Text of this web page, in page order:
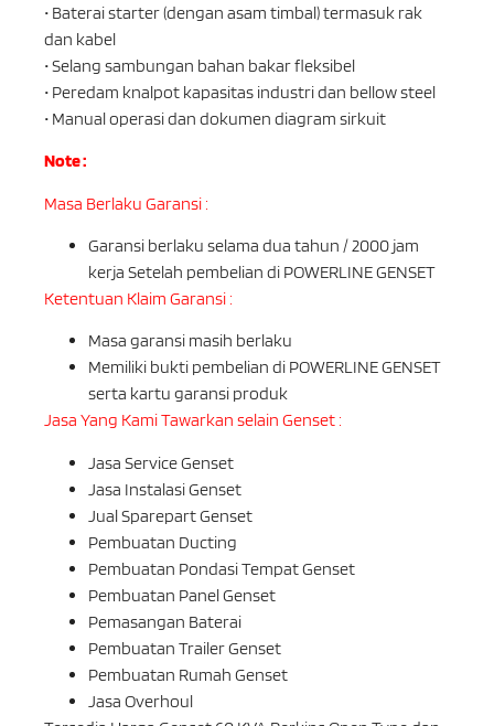
• Baterai starter (dengan asam timbal) termasuk rak
dan kabel
• Selang sambungan bahan bakar fleksibel
• Peredam knalpot kapasitas industri dan bellow steel
• Manual operasi dan dokumen diagram sirkuit
Note :
Masa Berlaku Garansi :
Garansi berlaku selama dua tahun / 2000 jam
kerja Setelah pembelian di POWERLINE GENSET
Ketentuan Klaim Garansi :
Masa garansi masih berlaku
Memiliki bukti pembelian di POWERLINE GENSET
serta kartu garansi produk
Jasa Yang Kami Tawarkan selain Genset :
Jasa Service Genset
Jasa Instalasi Genset
Jual Sparepart Genset
Pembuatan Ducting
Pembuatan Pondasi Tempat Genset
Pembuatan Panel Genset
Pemasangan Baterai
Pembuatan Trailer Genset
Pembuatan Rumah Genset
Jasa Overhoul